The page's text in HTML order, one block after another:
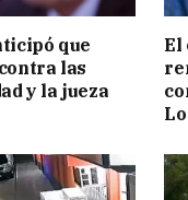
que
las
y la jueza
El